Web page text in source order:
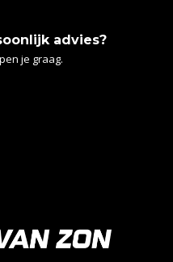
advies?
je graag.